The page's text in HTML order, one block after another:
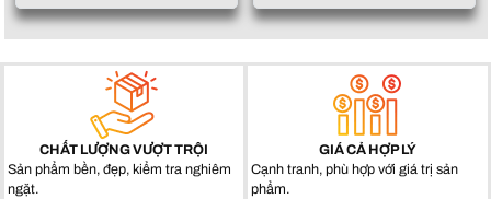
CHẤT LƯỢNG VƯỢT TRỘI
Sản phẩm bền, đẹp, kiểm tra nghiêm
ngặt.
GIÁ CẢ HỢP LÝ
Cạnh tranh, phù hợp với giá trị sản
phẩm.